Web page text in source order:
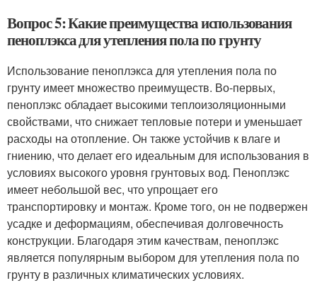
Вопрос 5: Какие преимущества использования
пеноплэкса для утепления пола по грунту
Использование пеноплэкса для утепления пола по
грунту имеет множество преимуществ. Во-первых,
пеноплэкс обладает высокими теплоизоляционными
свойствами, что снижает тепловые потери и уменьшает
расходы на отопление. Он также устойчив к влаге и
гниению, что делает его идеальным для использования в
условиях высокого уровня грунтовых вод. Пеноплэкс
имеет небольшой вес, что упрощает его
транспортировку и монтаж. Кроме того, он не подвержен
усадке и деформациям, обеспечивая долговечность
конструкции. Благодаря этим качествам, пеноплэкс
является популярным выбором для утепления пола по
грунту в различных климатических условиях.